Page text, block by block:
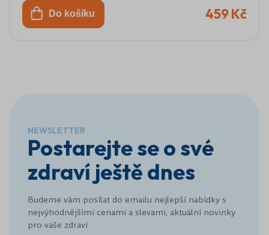
Do košíku 459 Kč
NEWSLETTER
Postarejte se o své
zdraví ještě dnes
Budeme vám posílat do emailu nejlepší nabídky s
nejvýhodnějšími cenami a slevami, aktuální novinky
pro vaše zdraví.